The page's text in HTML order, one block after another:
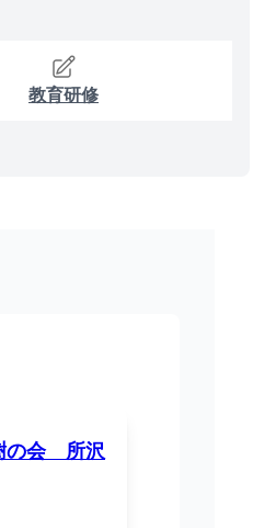
教育研修
の会 所沢